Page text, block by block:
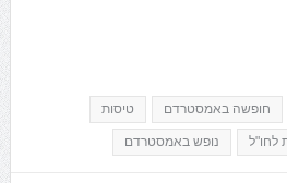
חופשה באמסטרדם טיסות
לחו"ל נופש באמסטרדם